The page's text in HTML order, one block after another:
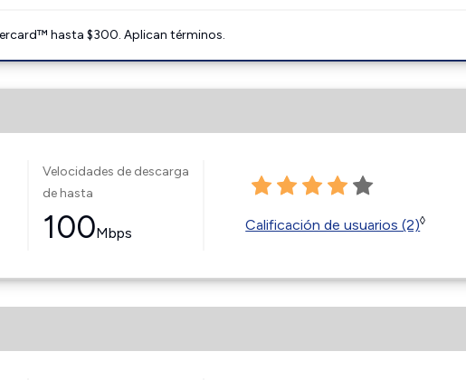
hasta $300. Aplican términos.
Velocidades de descarga
de hasta
100Mbps Calificación de usuarios (2)◊